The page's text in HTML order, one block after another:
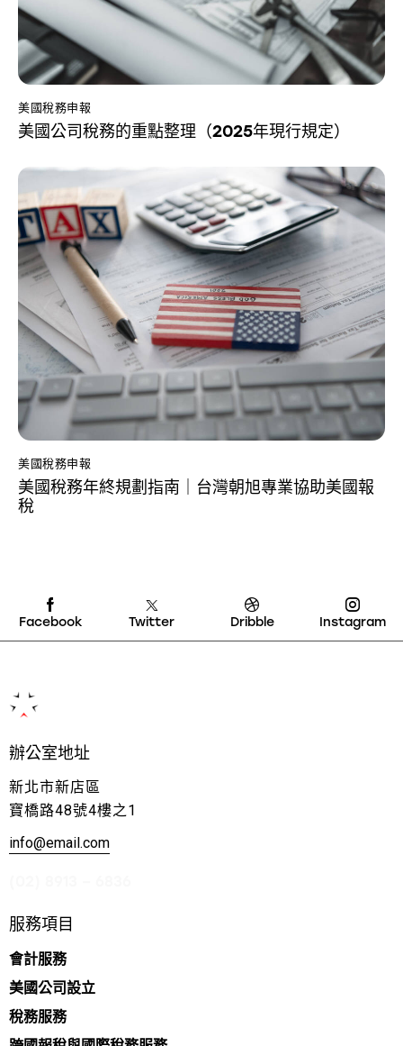
美國稅務申報
美國公司稅務的重點整理（2025年現行規定）
美國稅務申報
美國稅務年終規劃指南｜台灣朝旭專業協助美國報
稅
Facebook Twitter Dribble Instagram
辦公室地址
新北市新店區
寶橋路48號4樓之1
info@email.com
服務項目
會計服務
美國公司設立
稅務服務